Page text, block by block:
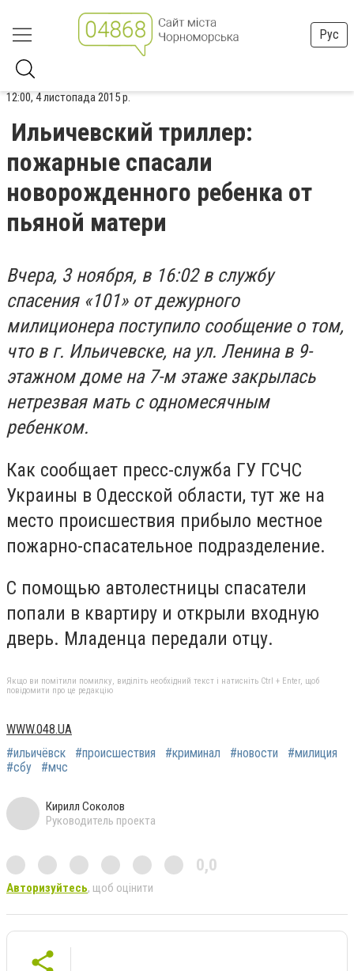
Рус
12:00, 4 листопада 2015 р.
Ильичевский триллер:
пожарные спасали
новорожденного ребенка от
пьяной матери
Вчера, 3 ноября, в 16:02 в службу
спасения «101» от дежурного
милиционера поступило сообщение о том,
что в г. Ильичевске, на ул. Ленина в 9-
этажном доме на 7-м этаже закрылась
нетрезвая мать с одномесячным
ребенком.
Как сообщает пресс-служба ГУ ГСЧС
Украины в Одесской области, тут же на
место происшествия прибыло местное
пожарно-спасательное подразделение.
С помощью автолестницы спасатели
попали в квартиру и открыли входную
дверь. Младенца передали отцу.
Якщо ви помітили помилку, виділіть необхідний текст і натисніть Ctrl + Enter, щоб
повідомити про це редакцію
WWW.048.UA
#ильичёвск
#происшествия #криминал #новости
#милиция
#сбу
#мчс
Кирилл Соколов
Руководитель проекта
0,0
Авторизуйтесь, щоб оцінити